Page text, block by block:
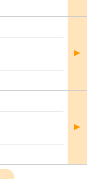
部屋
詳細
部屋
詳細